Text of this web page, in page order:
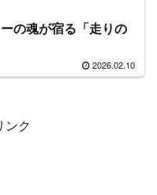
の魂が宿る「走りの
2026.02.10
ンク